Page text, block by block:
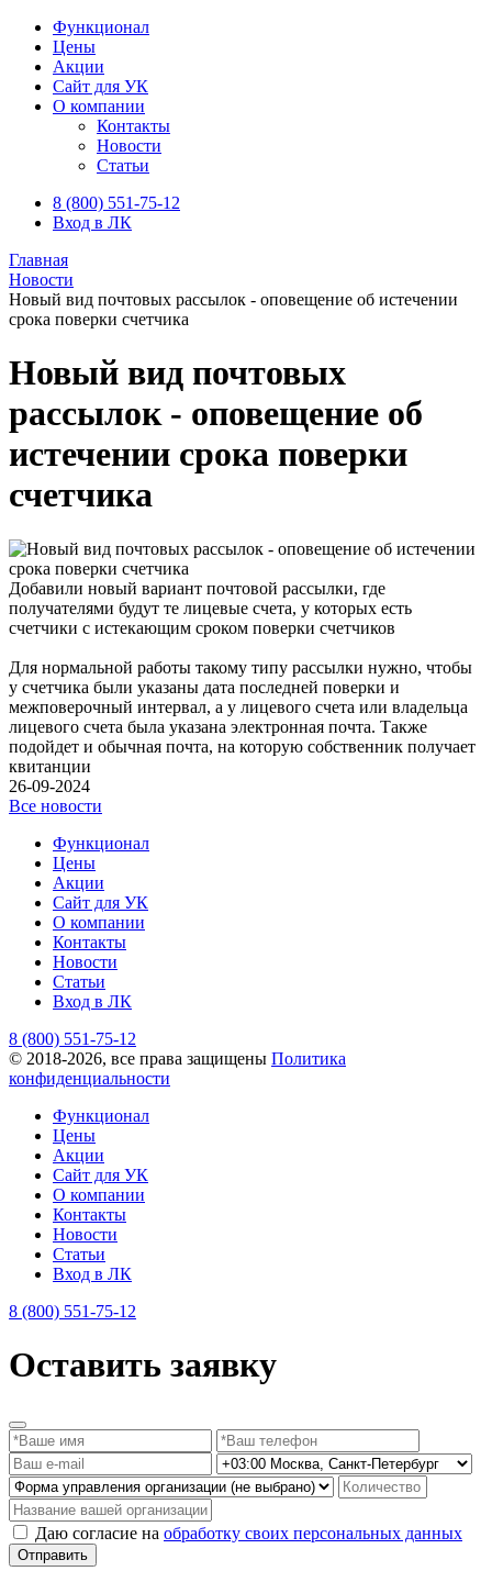
Функционал
Цены
Акции
Сайт для УК
О компании
Контакты
Новости
Статьи
8 (800) 551-75-12
Вход в ЛК
Главная
Новости
Новый вид почтовых рассылок - оповещение об истечении
срока поверки счетчика
Новый вид почтовых
рассылок - оповещение об
истечении срока поверки
счетчика
Добавили новый вариант почтовой рассылки, где
получателями будут те лицевые счета, у которых есть
счетчики с истекающим сроком поверки счетчиков
Для нормальной работы такому типу рассылки нужно, чтобы
у счетчика были указаны дата последней поверки и
межповерочный интервал, а у лицевого счета или владельца
лицевого счета была указана электронная почта. Также
подойдет и обычная почта, на которую собственник получает
квитанции
26-09-2024
Все новости
Функционал
Цены
Акции
Сайт для УК
О компании
Контакты
Новости
Статьи
Вход в ЛК
8 (800) 551-75-12
© 2018-2026, все права защищены Политика
конфиденциальности
Функционал
Цены
Акции
Сайт для УК
О компании
Контакты
Новости
Статьи
Вход в ЛК
8 (800) 551-75-12
Оставить заявку
Даю согласие на обработку своих персональных данных
Отправить